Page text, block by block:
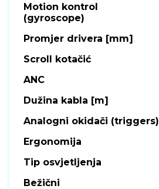
Motion kontrol
(gyroscope)
Promjer drivera [mm]
Scroll kotačić
ANC
Dužina kabla [m]
Analogni okidači (triggers)
Ergonomija
Tip osvjetljenja
Bežični